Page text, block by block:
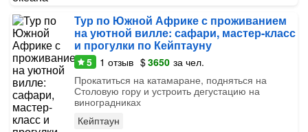
Тур по Южной Африке с проживанием
на уютной вилле: сафари, мастер-класс
и прогулки по Кейптауну
5 1 отзыв $3650 за чел.
Прокатиться на катамаране, подняться на
Столовую гору и устроить дегустацию на
виноградниках
Кейптаун